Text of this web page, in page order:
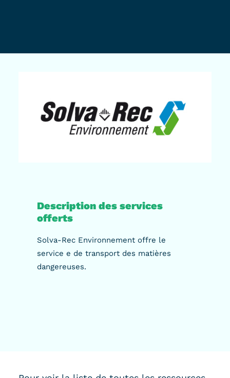
Description des services
offerts
Solva-Rec Environnement offre le
service e de transport des matières
dangereuses.